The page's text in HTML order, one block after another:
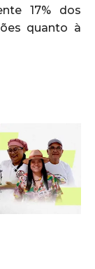
17% dos
quanto à